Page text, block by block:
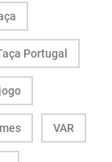
Portugal
VAR